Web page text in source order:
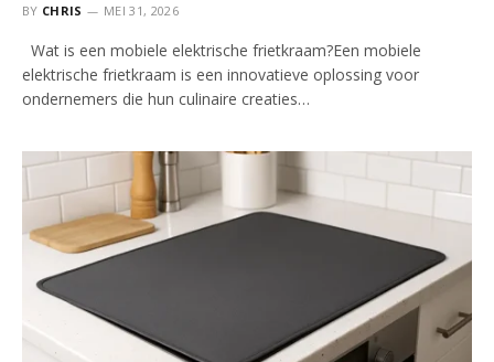
BY CHRIS MEI 31, 2026
Wat is een mobiele elektrische frietkraam?Een mobiele
elektrische frietkraam is een innovatieve oplossing voor
ondernemers die hun culinaire creaties…